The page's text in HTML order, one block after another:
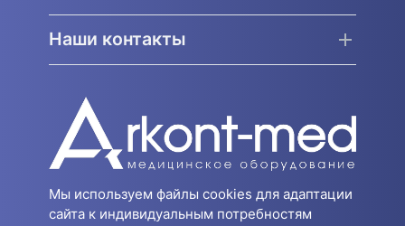
Наши контакты
Мы используем файлы cookies для адаптации
сайта к индивидуальным потребностям